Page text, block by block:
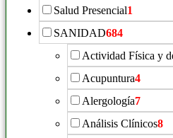
Salud Presencial1
SANIDAD684
Actividad Física y
Acupuntura4
Alergología7
Análisis Clínicos8